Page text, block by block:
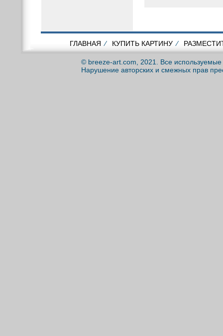
ГЛАВНАЯ ⁄ КУПИТЬ КАРТИНУ ⁄
© breeze-art.com, 2021. Все
Нарушение авторских и смежных прав